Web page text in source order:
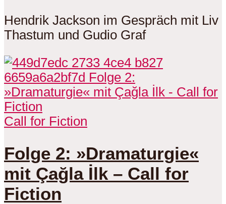
Hendrik Jackson im Gespräch mit Liv
Thastum und Gudio Graf
Call for Fiction
Folge 2: »Dramaturgie«
mit Çağla İlk – Call for
Fiction